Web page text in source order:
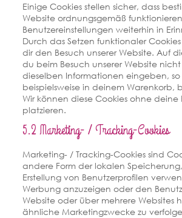
Einige Cookies stellen sicher, dass
Website ordnungsgemäß
Benutzereinstellungen weiterhin in
Durch das Setzen funktionaler
dir den Besuch unserer Website. Auf
du beim Besuch unserer Website
dieselben Informationen eingeben,
beispielsweise in deinem Warenkorb,
Wir können diese Cookies ohne deine
platzieren.
5.2 Marketing- / Tracking-Cookies
Marketing- / Tracking-Cookies sind
andere Form der lokalen
Erstellung von Benutzerprofilen
Werbung anzuzeigen oder den
Website oder über mehrere Websites
ähnliche Marketingzwecke zu